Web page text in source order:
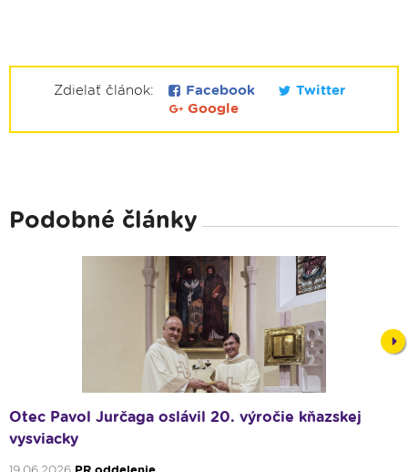
Zdielať článok: Facebook
Twitter
Google
Podobné články
Otec Pavol Jurčaga oslávil 20. výročie kňazskej
vysviacky